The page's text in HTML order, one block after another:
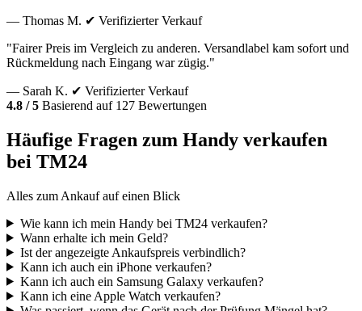
— Thomas M. ✔ Verifizierter Verkauf
"Fairer Preis im Vergleich zu anderen. Versandlabel kam sofort und
Rückmeldung nach Eingang war zügig."
— Sarah K. ✔ Verifizierter Verkauf
4.8 / 5 Basierend auf 127 Bewertungen
Häufige Fragen zum Handy verkaufen
bei TM24
Alles zum Ankauf auf einen Blick
Wie kann ich mein Handy bei TM24 verkaufen?
Wann erhalte ich mein Geld?
Ist der angezeigte Ankaufspreis verbindlich?
Kann ich auch ein iPhone verkaufen?
Kann ich auch ein Samsung Galaxy verkaufen?
Kann ich eine Apple Watch verkaufen?